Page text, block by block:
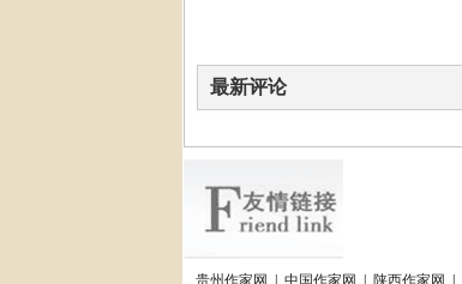
最新评论
贵州作家网 | 中国作家网 | 陕西作家网 |